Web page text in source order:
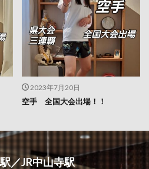
2023年7月20日
空手 全国大会出場！！
／JR中山寺駅